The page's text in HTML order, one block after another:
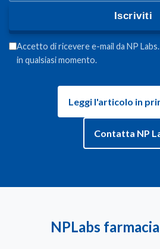
Iscriviti
Accetto di ricevere e-mail da NP
in qualsiasi momento.
Leggi l'articolo in
Contatta NP
NPLabs